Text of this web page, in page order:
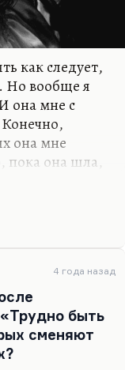
как следует,
Но вообще я
она мне с
Конечно,
она мне
пока она шла,
не менее
всегда
я не знаю…
— как
в моё
чёрной
4 года назад
быть
сменяют